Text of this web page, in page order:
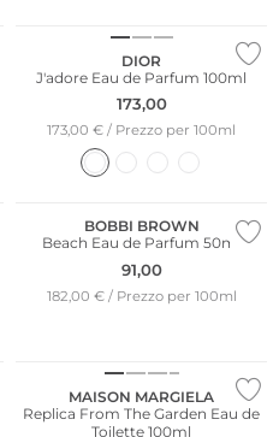
DIOR
J'adore Eau de Parfum 100ml
173,00
173,00 € / Prezzo per 100ml
BOBBI BROWN
Beach Eau de Parfum 50ml
91,00
182,00 € / Prezzo per 100ml
MAISON MARGIELA
Replica From The Garden Eau de
Toilette 100ml